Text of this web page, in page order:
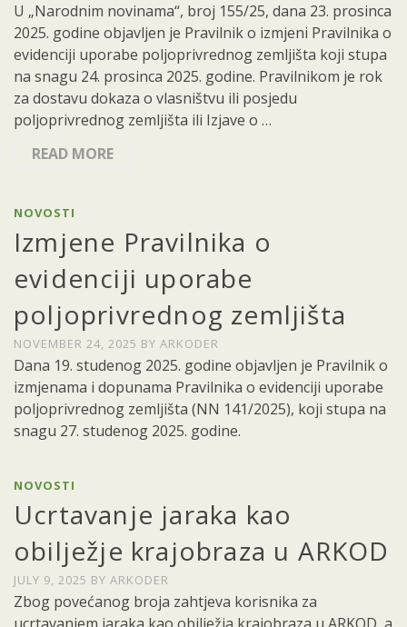
U „Narodnim novinama“, broj 155/25, dana 23. prosinca
2025. godine objavljen je Pravilnik o izmjeni Pravilnika o
evidenciji uporabe poljoprivrednog zemljišta koji stupa
na snagu 24. prosinca 2025. godine. Pravilnikom je rok
za dostavu dokaza o vlasništvu ili posjedu
poljoprivrednog zemljišta ili Izjave o …
READ MORE
NOVOSTI
Izmjene Pravilnika o
evidenciji uporabe
poljoprivrednog zemljišta
NOVEMBER 24, 2025 BY ARKODER
Dana 19. studenog 2025. godine objavljen je Pravilnik o
izmjenama i dopunama Pravilnika o evidenciji uporabe
poljoprivrednog zemljišta (NN 141/2025), koji stupa na
snagu 27. studenog 2025. godine.
NOVOSTI
Ucrtavanje jaraka kao
obilježje krajobraza u ARKOD
JULY 9, 2025 BY ARKODER
Zbog povećanog broja zahtjeva korisnika za